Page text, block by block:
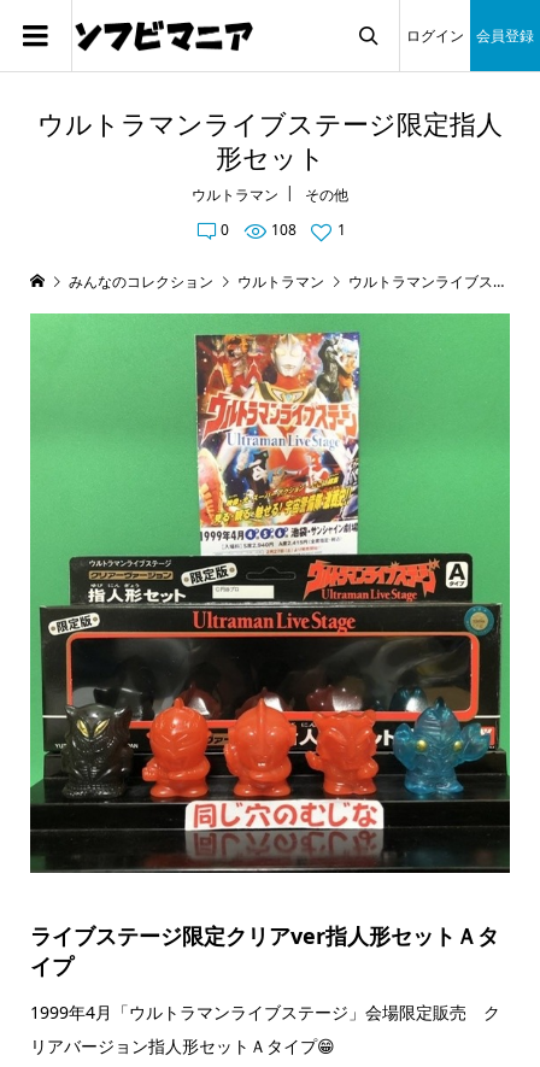

ログイン 会員登録
ウルトラマンライブステージ限定指人
形セット
ウルトラマン
その他
0
108 1
みんなのコレクション ウルトラマン ウルトラマンライブステージ限定指人形セット
ライブステージ限定クリアver指人形セットＡタ
イプ
1999年4月「ウルトラマンライブステージ」会場限定販売 ク
リアバージョン指人形セットＡタイプ😁